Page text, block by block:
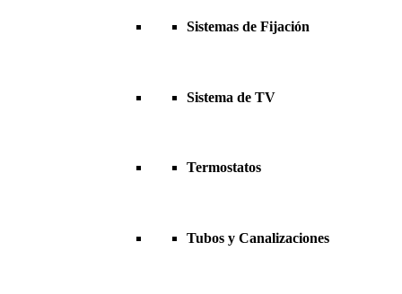
Sistemas de Fijación
Sistema de TV
Termostatos
Tubos y Canalizaciones